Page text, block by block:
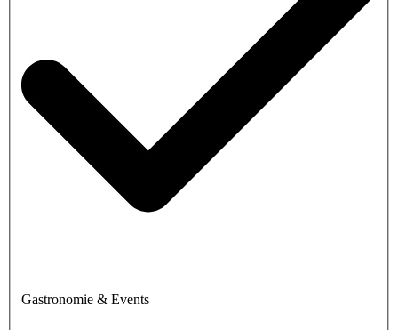
Gastronomie & Events